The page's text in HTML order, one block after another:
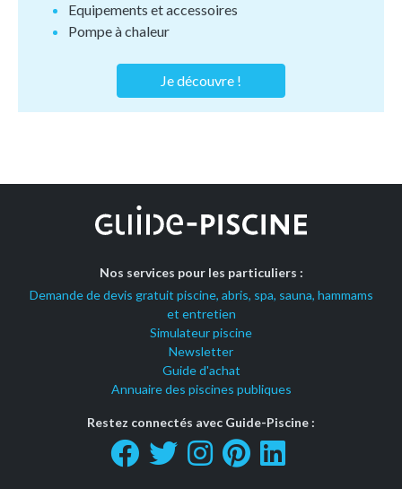
Equipements et accessoires
Pompe à chaleur
Je découvre !
Nos services pour les particuliers :
Demande de devis gratuit piscine, abris, spa, sauna, hammams
et entretien
Simulateur piscine
Newsletter
Guide d'achat
Annuaire des piscines publiques
Restez connectés avec Guide-Piscine :